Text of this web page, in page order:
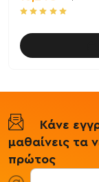
Κάνε
μαθαίνεις τα
πρώτος